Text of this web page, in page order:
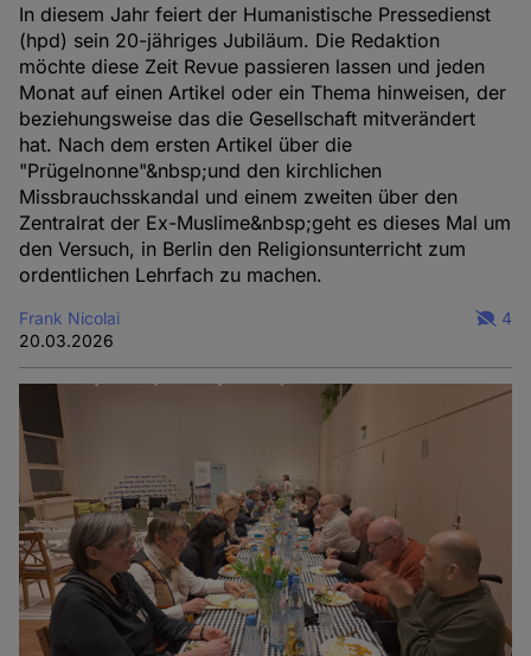
In diesem Jahr feiert der Humanistische Pressedienst
(hpd) sein 20-jähriges Jubiläum. Die Redaktion
möchte diese Zeit Revue passieren lassen und jeden
Monat auf einen Artikel oder ein Thema hinweisen, der
beziehungsweise das die Gesellschaft mitverändert
hat. Nach dem ersten Artikel über die
"Prügelnonne"&nbsp;und den kirchlichen
Missbrauchsskandal und einem zweiten über den
Zentralrat der Ex-Muslime&nbsp;geht es dieses Mal um
den Versuch, in Berlin den Religionsunterricht zum
ordentlichen Lehrfach zu machen.
Frank Nicolai
20.03.2026
4